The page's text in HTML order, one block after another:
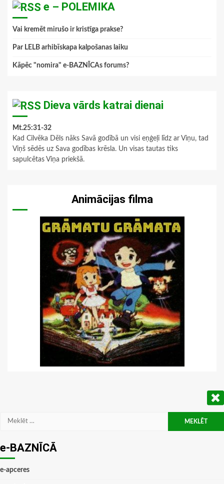
e – POLEMIKA
Vai kremēt mirušo ir kristīga prakse?
Par LELB arhibīskapa kalpošanas laiku
Kāpēc "nomira" e-BAZNĪCAs forums?
Dieva vārds katrai dienai
Mt.25:31-32
Kad Cilvēka Dēls nāks Savā godībā un visi eņģeļi līdz ar Viņu, tad
Viņš sēdēs uz Sava godības krēsla. Un visas tautas tiks
sapulcētas Viņa priekšā.
Animācijas filma
Meklēt:
e-BAZNĪCĀ
e-apceres